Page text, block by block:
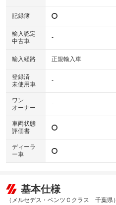
記録簿
輸入認定
中古車
-
輸入経路 正規輸入車
登録済
未使用車
-
ワン
オーナー
-
車両状態
評価書
ディーラ
ー車
基本仕様
（メルセデス・ベンツＣクラス 千葉県）